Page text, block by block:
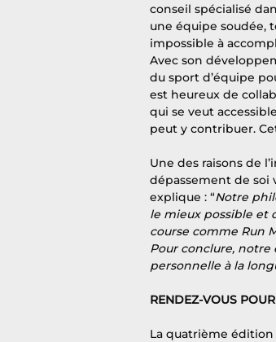
conseil spécialisé
une équipe soudée,
impossible à
Avec son
du sport d’équipe
est heureux de
qui se veut
peut y contribuer.
Une des raisons de
dépassement de soi
explique : “Notre
le mieux possible et
course comme Run
Pour conclure,
personnelle à la
RENDEZ-VOUS
La quatrième édition